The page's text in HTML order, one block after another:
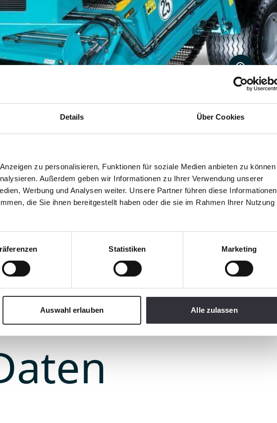
Details Über Cookies
zu personalisieren, Funktionen für soziale Medien anbieten zu können
Außerdem geben wir Informationen zu Ihrer Verwendung unserer
Werbung und Analysen weiter. Unsere Partner führen diese Informationen
die Sie ihnen bereitgestellt haben oder die sie im Rahmen Ihrer Nutzung
Statistiken Marketing
Auswahl erlauben Alle zulassen